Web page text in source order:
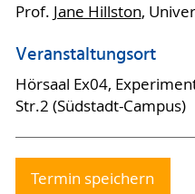
Prof. Jane Hillston,
Veranstaltungsort
Hörsaal Ex04,
Str.2 (Südstadt-Campus)
Termin speichern